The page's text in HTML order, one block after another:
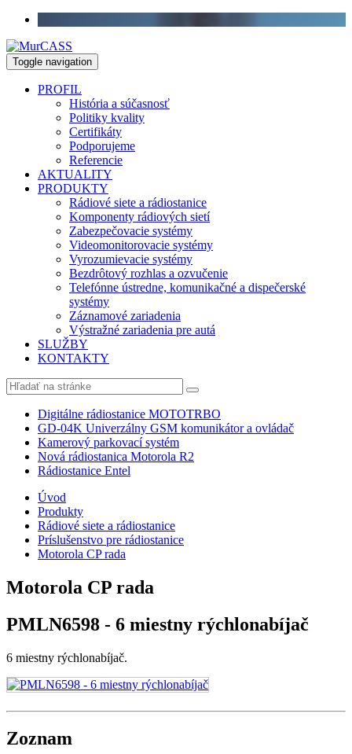
Toggle navigation
PROFIL
História a súčasnosť
Politiky kvality
Certifikáty
Podporujeme
Referencie
AKTUALITY
PRODUKTY
Rádiové siete a rádiostanice
Komponenty rádiových sietí
Zabezpečovacie systémy
Videomonitorovacie systémy
Vyrozumievacie systémy
Bezdrôtový rozhlas a ozvučenie
Telefónne ústredne, komunikačné a dispečerské
systémy
Záznamové zariadenia
Výstražné zariadenia pre autá
SLUŽBY
KONTAKTY
Digitálne rádiostanice MOTOTRBO
GD-04K Univerzálny GSM komunikátor a ovládač
Kamerový parkovací systém
Nová rádiostanica Motorola R2
Rádiostanice Entel
Úvod
Produkty
Rádiové siete a rádiostanice
Príslušenstvo pre rádiostanice
Motorola CP rada
Motorola CP rada
PMLN6598 - 6 miestny rýchlonabíjač
6 miestny rýchlonabíjač.
Zoznam